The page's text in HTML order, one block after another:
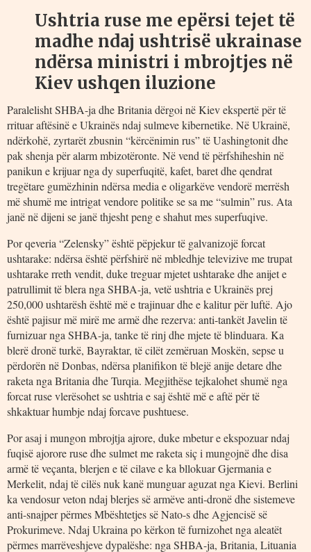
Ushtria ruse me epërsi tejet të
madhe ndaj ushtrisë ukrainase
ndërsa ministri i mbrojtjes në
Kiev ushqen iluzione
Paralelisht SHBA-ja dhe Britania dërgoi në Kiev ekspertë për të
rrituar aftësinë e Ukrainës ndaj sulmeve kibernetike. Në Ukrainë,
ndërkohë, zyrtarët zbusnin “kërcënimin rus” të Uashingtonit dhe
pak shenja për alarm mbizotëronte. Në vend të përfshiheshin në
panikun e krijuar nga dy superfuqitë, kafet, baret dhe qendrat
tregëtare gumëzhinin ndërsa media e oligarkëve vendorë merrësh
më shumë me intrigat vendore politike se sa me “sulmin” rus. Ata
janë në dijeni se janë thjesht peng e shahut mes superfuqive.
Por qeveria “Zelensky” është pëpjekur të galvanizojë forcat
ushtarake: ndërsa është përfshirë në mbledhje televizive me trupat
ushtarake rreth vendit, duke treguar mjetet ushtarake dhe anijet e
patrullimit të blera nga SHBA-ja, vetë ushtria e Ukrainës prej
250,000 ushtarësh është më e trajinuar dhe e kalitur për luftë. Ajo
është pajisur më mirë me armë dhe rezerva: anti-tankët Javelin të
furnizuar nga SHBA-ja, tanke të rinj dhe mjete të blinduara. Ka
blerë dronë turkë, Bayraktar, të cilët zemëruan Moskën, sepse u
përdorën në Donbas, ndërsa planifikon të blejë anije detare dhe
raketa nga Britania dhe Turqia. Megjithëse tejkalohet shumë nga
forcat ruse vlerësohet se ushtria e saj është më e aftë për të
shkaktuar humbje ndaj forcave pushtuese.
Por asaj i mungon mbrojtja ajrore, duke mbetur e ekspozuar ndaj
fuqisë ajorore ruse dhe sulmet me raketa siç i mungojnë dhe disa
armë të veçanta, blerjen e të cilave e ka bllokuar Gjermania e
Merkelit, ndaj të cilës nuk kanë munguar aguzat nga Kievi. Berlini
ka vendosur veton ndaj blerjes së armëve anti-dronë dhe sistemeve
anti-snajper përmes Mbështetjes së Nato-s dhe Agjencisë së
Prokurimeve. Ndaj Ukraina po kërkon të furnizohet nga aleatët
përmes marrëveshjeve dypalëshe: nga SHBA-ja, Britania, Lituania